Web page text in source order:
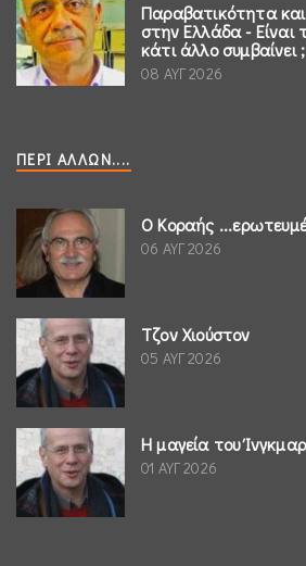
Παραβατικότητα
στην Ελλάδα - Είναι
κάτι άλλο συμβαίνει ;
08 ΑΥΓ 2026
ΠΕΡΊ ΆΛΛΩΝ....
Ο Κοραής
06 ΑΥΓ 2026
Τζον Χιούστον
05 ΑΥΓ 2026
Η μαγεία του
01 ΑΥΓ 2026